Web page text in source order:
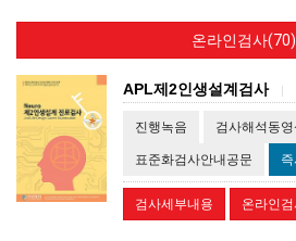
온라인검사(70)
APL제2인생설계검사
진행녹음 검사해석동
표준화검사안내공문
검사세부내용 온라인